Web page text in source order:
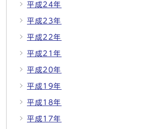
平成24年
平成23年
平成22年
平成21年
平成20年
平成19年
平成18年
平成17年